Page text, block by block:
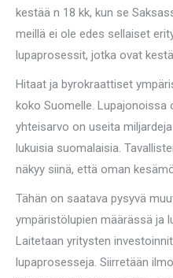
kestää n 18 kk, kun se
meillä ei ole edes sellaiset
lupaprosessit, jotka ovat
Hitaat ja byrokraattiset
koko Suomelle. Lupajonoissa
yhteisarvo on useita
lukuisia suomalaisia.
näkyy siinä, että oman
Tähän on saatava pysyvä
ympäristölupien määrässä ja
Laitetaan yritysten
lupaprosesseja. Siirretään